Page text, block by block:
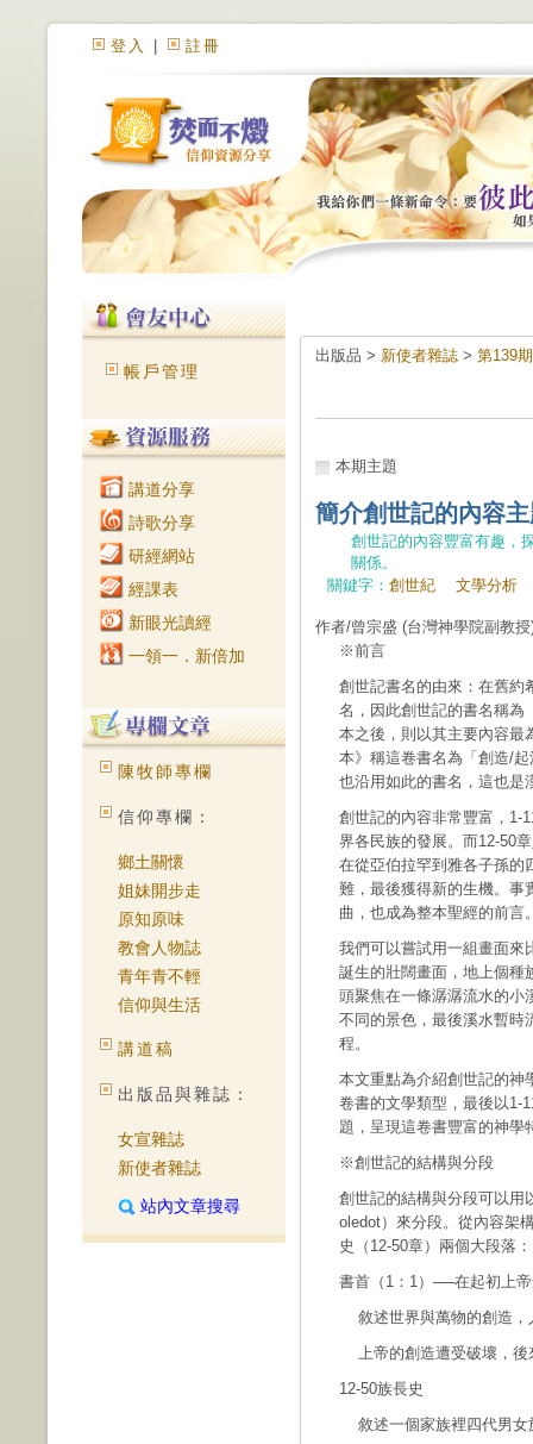
登入 註冊
帳戶管理
講道分享
詩歌分享
研經網站
經課表
新眼光讀經
一領一．新倍加
陳牧師專欄
信仰專欄：
鄉土關懷
姐妹開步走
原知原味
教會人物誌
青年青不輕
信仰與生活
講道稿
出版品與雜誌：
女宣雜誌
新使者雜誌
站內文章搜尋
出版品 > 新使者雜誌 > 第139
本期主題
簡介創世記的內容
創世記的內容豐富有趣，
關係。
關鍵字： 創世紀 文學分析
作者/曾宗盛 (台灣神學院副教授
※前言
創世記書名的由來：在舊約
名，因此創世記的書名稱為
本之後，則以其主要內容最
本》稱這卷書名為「創造/
也沿用如此的書名，這也是
創世記的內容非常豐富，1-
界各民族的發展。而12-50
在從亞伯拉罕到雅各子孫的
難，最後獲得新的生機。事
曲，也成為整本聖經的前言
我們可以嘗試用一組畫面來
誕生的壯闊畫面，地上個種
頭聚焦在一條潺潺流水的小
不同的景色，最後溪水暫時
程。
本文重點為介紹創世記的神
卷書的文學類型，最後以1-
題，呈現這卷書豐富的神學
※創世記的結構與分段
創世記的結構與分段可以用
oledot）來分段。從內容架
史（12-50章）兩個大段落：
書首（1：1）──在起初上
敘述世界與萬物的創造，
上帝的創造遭受破壞，後
12-50族長史
敘述一個家族裡四代男女